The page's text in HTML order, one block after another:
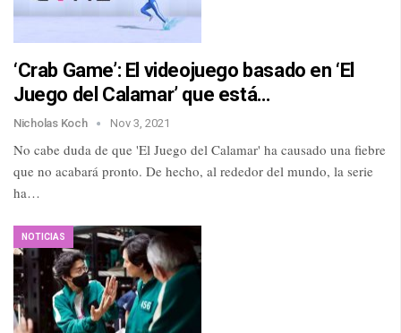
‘Crab Game’: El videojuego basado en ‘El
Juego del Calamar’ que está…
Nicholas Koch Nov 3, 2021
No cabe duda de que 'El Juego del Calamar' ha causado una fiebre
que no acabará pronto. De hecho, al rededor del mundo, la serie
ha…
NOTICIAS